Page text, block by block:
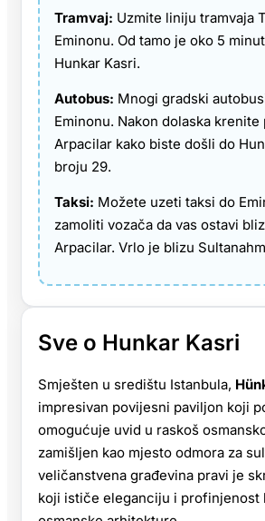
Tramvaj: Uzmite liniju tramvaja
Eminonu. Od tamo je oko 5
Hunkar Kasri.
Autobus: Mnogi gradski
Eminonu. Nakon dolaska
Arpacilar kako biste došli do
broju 29.
Taksi: Možete uzeti taksi do
zamoliti vozača da vas ostavi
Arpacilar. Vrlo je blizu
Sve o Hunkar Kasri
Smješten u središtu Istanbula,
impresivan povijesni paviljon koji
omogućuje uvid u raskoš
zamišljen kao mjesto odmora za
veličanstvena građevina pravi je
koji ističe eleganciju i profinjenost